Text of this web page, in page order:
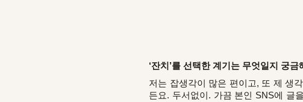
‘잔치’를 선택한 계기는 무엇일지 궁금
저는 잡생각이 많은 편이고, 또 제 생
든요. 두서없이. 가끔 본인 SNS에 글